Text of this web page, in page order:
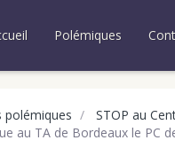
Polémiques
polémiques
STOP au
au TA de Bordeaux le PC